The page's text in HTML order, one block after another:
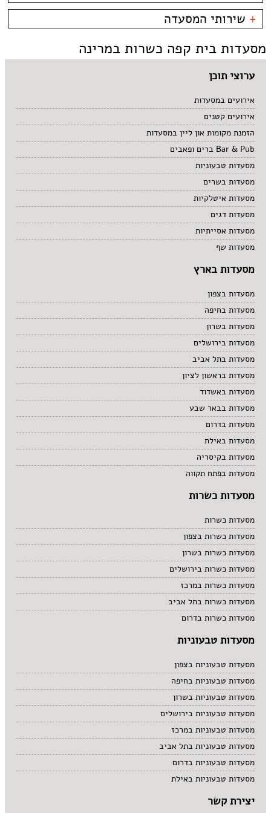
קניון מול הים - טיילת
צמחוני/טבעוני
פירות ים
סושי
אוכל ביתי
בית קפה
טאפאס בר
סיני
כשרות
כשר למהדרין
+ שירותי המסעדה
משלוחים
מסעדות בית קפה כשרות במרינה
ערוצי תוכן
אירועים במסעדות
אירועים קטנים
הזמנת מקומות און ליין במסעדות
Bar & Pub ברים ופאבים
מסעדות טבעוניות
מסעדות בשרים
מסעדות איטלקיות
מסעדות דגים
מסעדות אסייתיות
מסעדות שף
מסעדות בארץ
מסעדות בצפון
מסעדות בחיפה
מסעדות בשרון
מסעדות בירושלים
מסעדות בתל אביב
מסעדות בראשון לציון
מסעדות באשדוד
מסעדות בבאר שבע
מסעדות בדרום
מסעדות באילת
מסעדות בקיסריה
מסעדות בפתח תקווה
מסעדות כשרות
מסעדות כשרות
מסעדות כשרות בצפון
מסעדות כשרות בשרון
מסעדות כשרות בירושלים
מסעדות כשרות במרכז
מסעדות כשרות בתל אביב
מסעדות כשרות בדרום
מסעדות טבעוניות
מסעדות טבעוניות בצפון
מסעדות טבעוניות בחיפה
מסעדות טבעוניות בשרון
מסעדות טבעוניות בירושלים
מסעדות טבעוניות במרכז
מסעדות טבעוניות בתל אביב
מסעדות טבעוניות בדרום
מסעדות טבעוניות באילת
יצירת קשר